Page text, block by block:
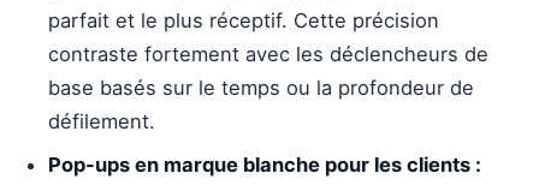
parfait et le plus réceptif. Cette précision
contraste fortement avec les déclencheurs de
base basés sur le temps ou la profondeur de
défilement.
Pop-ups en marque blanche pour les clients :